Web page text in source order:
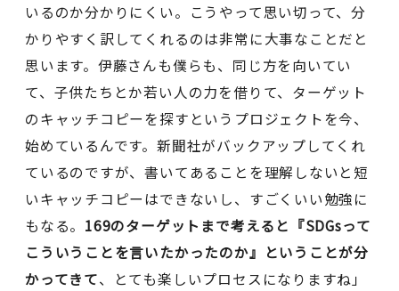
いるのか分かりにくい。こうやって思い切って、分
かりやすく訳してくれるのは非常に大事なことだと
思います。伊藤さんも僕らも、同じ方を向いてい
て、子供たちとか若い人の力を借りて、ターゲット
のキャッチコピーを探すというプロジェクトを今、
始めているんです。新聞社がバックアップしてくれ
ているのですが、書いてあることを理解しないと短
いキャッチコピーはできないし、すごくいい勉強に
もなる。 169のターゲットまで考えると『SDGsって
こういうことを言いたかったのか』ということが分
かってきて、とても楽しいプロセスになりますね」